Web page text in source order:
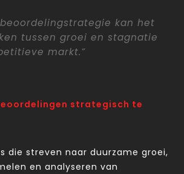
beoordelingstrategie kan het
tussen groei en stagnatie
markt.”
strategisch te
die streven naar duurzame groei,
en analyseren van